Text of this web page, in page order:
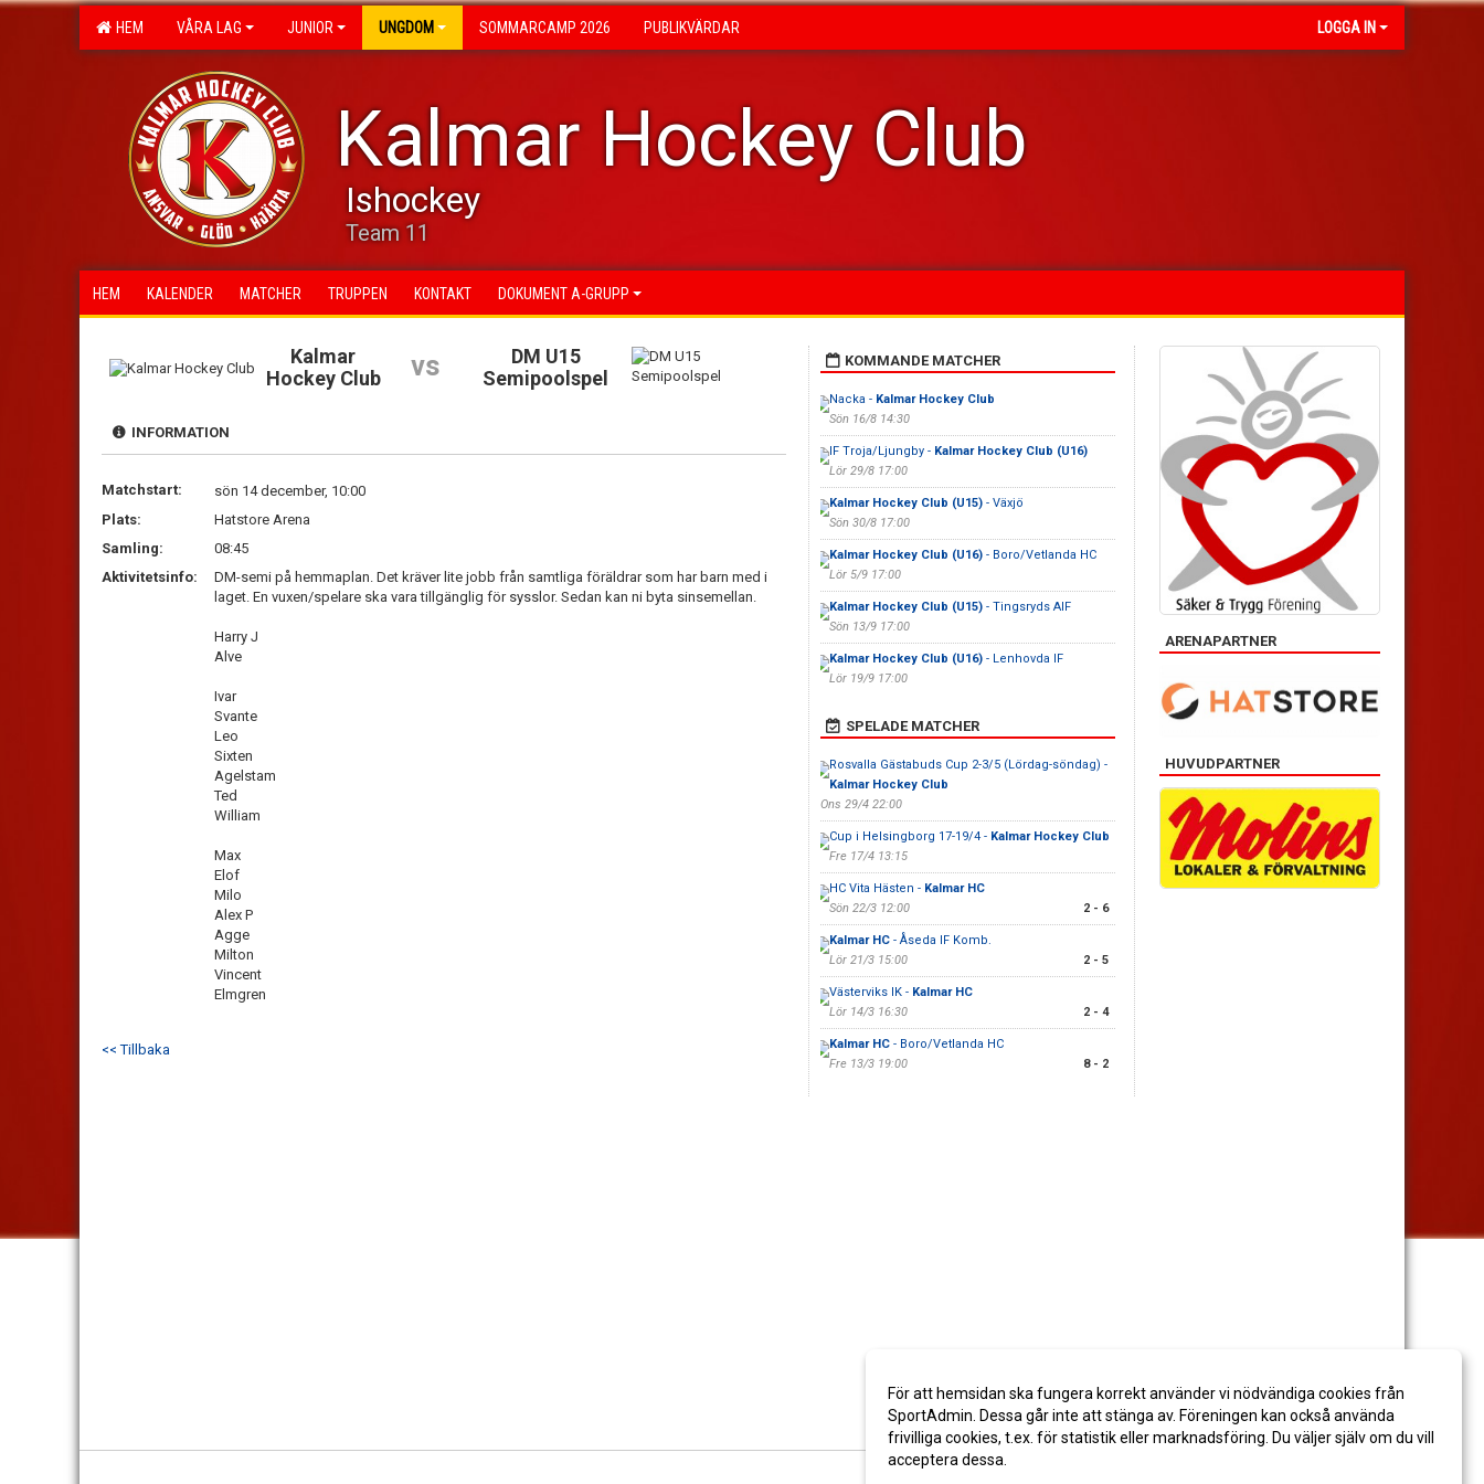
HEM VÅRA LAG JUNIOR UNGDOM SOMMARCAMP 2026 PUBLIKVÄRDAR LOGGA IN
Kalmar Hockey Club
Ishockey
Team 11
HEM KALENDER MATCHER TRUPPEN KONTAKT DOKUMENT A-GRUPP
Kalmar
Hockey Club
vs
DM U15
Semipoolspel
INFORMATION
Matchstart:
sön 14 december, 10:00
Plats:
Hatstore Arena
Samling:
08:45
Aktivitetsinfo:
DM-semi på hemmaplan. Det kräver lite jobb från samtliga föräldrar som har barn med i
laget. En vuxen/spelare ska vara tillgänglig för sysslor. Sedan kan ni byta sinsemellan.
Harry J
Alve
Ivar
Svante
Leo
Sixten
Agelstam
Ted
William
Max
Elof
Milo
Alex P
Agge
Milton
Vincent
Elmgren
<< Tillbaka
KOMMANDE MATCHER
Nacka - Kalmar Hockey Club
Sön 16/8 14:30
IF Troja/Ljungby - Kalmar Hockey Club (U16)
Lör 29/8 17:00
Kalmar Hockey Club (U15)- Växjö
Sön 30/8 17:00
Kalmar Hockey Club (U16)- Boro/Vetlanda HC
Lör 5/9 17:00
Kalmar Hockey Club (U15)- Tingsryds AIF
Sön 13/9 17:00
Kalmar Hockey Club (U16)- Lenhovda IF
Lör 19/9 17:00
SPELADE MATCHER
Rosvalla Gästabuds Cup 2-3/5 (Lördag-söndag) -
Kalmar Hockey Club
Ons 29/4 22:00
Cup i Helsingborg 17-19/4 - Kalmar Hockey Club
Fre 17/4 13:15
HC Vita Hästen - Kalmar HC
Sön 22/3 12:00
2 - 6
Kalmar HC- Åseda IF Komb.
Lör 21/3 15:00
2 - 5
Västerviks IK - Kalmar HC
Lör 14/3 16:30
2 - 4
Kalmar HC- Boro/Vetlanda HC
Fre 13/3 19:00
8 - 2
ARENAPARTNER
HUVUDPARTNER
För att hemsidan ska fungera korrekt använder vi nödvändiga cookies från
SportAdmin. Dessa går inte att stänga av. Föreningen kan också använda
frivilliga cookies, t.ex. för statistik eller marknadsföring. Du väljer själv om du vill
acceptera dessa.